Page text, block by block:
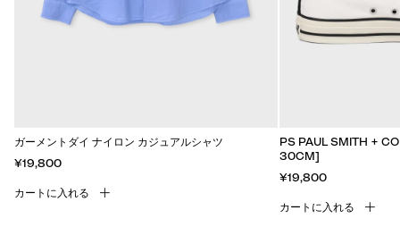
ガーメントダイ ナイロン カジュアルシャツ
¥19,800
カートに入れる
PS PAUL SMITH +
30CM]
¥19,800
カートに入れる